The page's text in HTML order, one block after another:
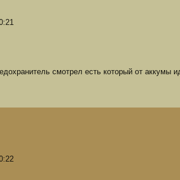
смотрел есть который от аккумы